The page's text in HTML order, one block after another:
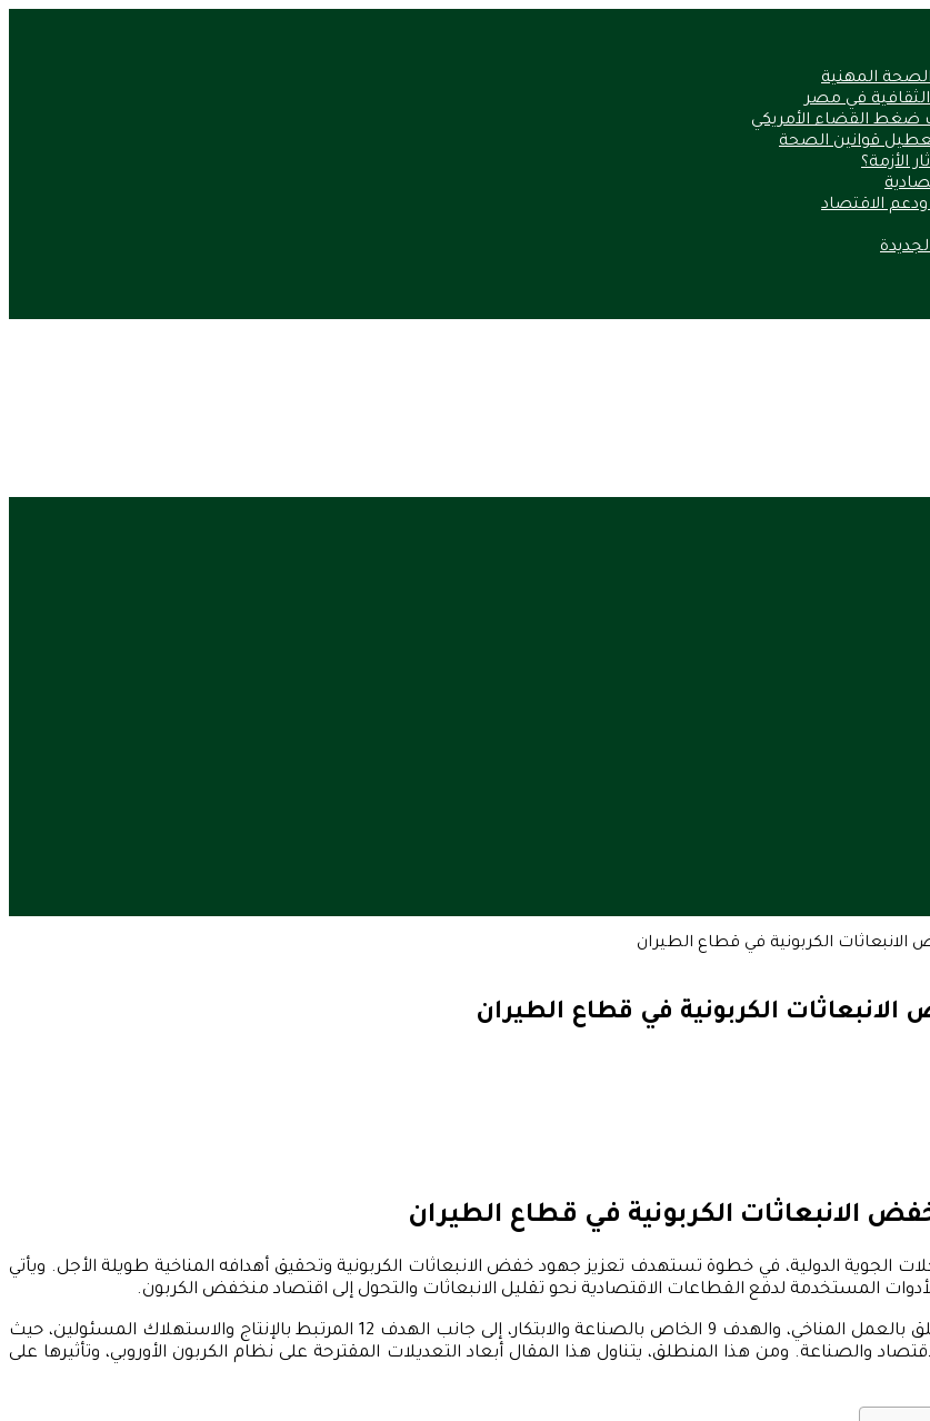
المهنية
الثقافية في مصر
ضغط القضاء الأمريكي
الأزمة؟
الاقتصاد
الكربونية في قطاع الطيران
الكربونية في قطاع الطيران
الانبعاثات الكربونية في قطاع الطيران
الجوية الدولية، في خطوة تستهدف تعزيز جهود خفض الانبعاثات الكربونية وتحقيق أهدافه المناخية طويلة الأجل. ويأتي
المستخدمة لدفع القطاعات الاقتصادية نحو تقليل الانبعاثات والتحول إلى اقتصاد منخفض الكربون.
ويتقاطع هذا الملف مع أهداف التنمية المستدامة، خاصة الهدف 13 المتعلق بالعمل المناخي، والهدف 9 الخاص بالصناعة والابتكار، إلى جانب الهدف 12 المرتبط بالإنتاج والاستهلاك المسئولين، حيث
والصناعة. ومن هذا المنطلق، يتناول هذا المقال أبعاد التعديلات المقترحة على نظام الكربون الأوروبي، وتأثيرها على